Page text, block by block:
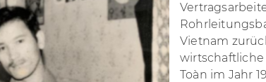
Vietnam
wirtschaftliche
Toàn im Jahr